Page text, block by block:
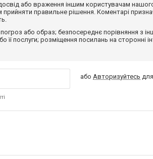
або враження іншим користувачам
правильне рішення. Коментарі
або образ; безпосереднє порівняння з
її послуги; розміщення посилань на сторонні
абоАвторизуйтесь